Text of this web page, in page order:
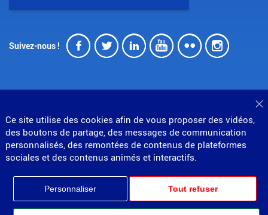
Ce site utilise des cookies afin de vous proposer des vidéos,
des boutons de partage, des messages de communication
personnalisés, des remontées de contenus de plateformes
sociales et des contenus animés et interactifs.
Personnaliser Tout refuser
Suivez-nous ! Facebook
Twitter
LinkedIn
Youtube
Flickr
© Direction générale des douanes et droits indirects
MENU
PIED
DE
Mentions légales
Données personnelles
Gestion des cookies
Accessibilité : partiellement conforme
Partenariats